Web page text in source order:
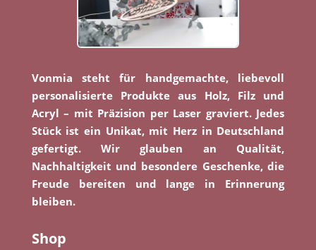
Vonmia steht für handgemachte, liebevoll
personalisierte Produkte aus Holz, Filz und
Acryl – mit Präzision per Laser graviert. Jedes
Stück ist ein Unikat, mit Herz in Deutschland
gefertigt. Wir glauben an Qualität,
Nachhaltigkeit und besondere Geschenke, die
Freude bereiten und lange in Erinnerung
bleiben.
Shop